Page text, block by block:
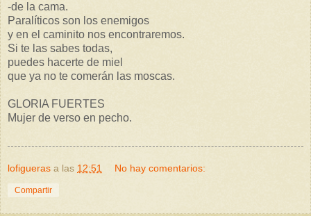
-de la cama.
Paralíticos son los enemigos
y en el caminito nos encontraremos.
Si te las sabes todas,
puedes hacerte de miel
que ya no te comerán las moscas.
GLORIA FUERTES
Mujer de verso en pecho.
lofigueras a las 12:51 No hay comentarios:
Compartir